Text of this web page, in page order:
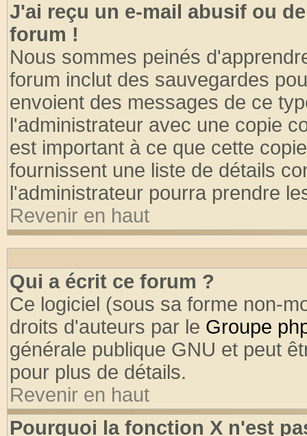
J'ai reçu un e-mail abusif ou
forum !
Nous sommes peinés
forum inclut des sauvegardes
envoient des messages de ce
l'administrateur avec une copie
est important à ce que cette
fournissent une liste de détails
l'administrateur pourra prendre
Revenir en haut
Qui a écrit ce forum ?
Ce logiciel (sous sa forme non-
droits d'auteurs par le Groupe
générale publique GNU et peut
pour plus de détails.
Revenir en haut
Pourquoi la fonction X n'est